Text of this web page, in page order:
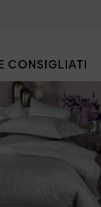
CONSIGLIATI